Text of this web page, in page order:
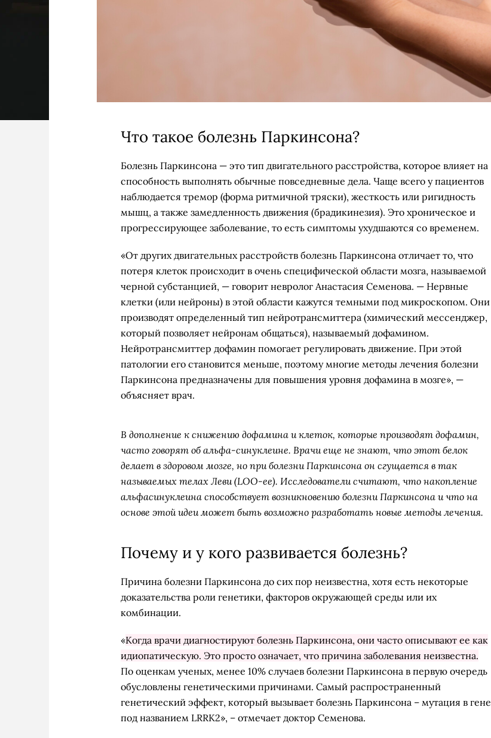
Что такое болезнь Паркинсона?
Болезнь Паркинсона — это тип двигательного расстройства, которое влияет на
способность выполнять обычные повседневные дела. Чаще всего у пациентов
наблюдается тремор (форма ритмичной тряски), жесткость или ригидность
мышц, а также замедленность движения (брадикинезия). Это хроническое и
прогрессирующее заболевание, то есть симптомы ухудшаются со временем.
«От других двигательных расстройств болезнь Паркинсона отличает то, что
потеря клеток происходит в очень специфической области мозга, называемой
черной субстанцией, — говорит невролог Анастасия Семенова. — Нервные
клетки (или нейроны) в этой области кажутся темными под микроскопом. Они
производят определенный тип нейротрансмиттера (химический мессенджер,
который позволяет нейронам общаться), называемый дофамином.
Нейротрансмиттер дофамин помогает регулировать движение. При этой
патологии его становится меньше, поэтому многие методы лечения болезни
Паркинсона предназначены для повышения уровня дофамина в мозге», —
объясняет врач.
В дополнение к снижению дофамина и клеток, которые производят дофамин,
часто говорят об альфа-синуклеине. Врачи еще не знают, что этот белок
делает в здоровом мозге, но при болезни Паркинсона он сгущается в так
называемых телах Леви (LOO-ee). Исследователи считают, что накопление
альфасинуклеина способствует возникновению болезни Паркинсона и что на
основе этой идеи может быть возможно разработать новые методы лечения.
Почему и у кого развивается болезнь?
Причина болезни Паркинсона до сих пор неизвестна, хотя есть некоторые
доказательства роли генетики, факторов окружающей среды или их
комбинации.
«Когда врачи диагностируют болезнь Паркинсона, они часто описывают ее как
идиопатическую. Это просто означает, что причина заболевания неизвестна.
По оценкам ученых, менее 10% случаев болезни Паркинсона в первую очередь
обусловлены генетическими причинами. Самый распространенный
генетический эффект, который вызывает болезнь Паркинсона – мутация в гене
под названием LRRK2», – отмечает доктор Семенова.